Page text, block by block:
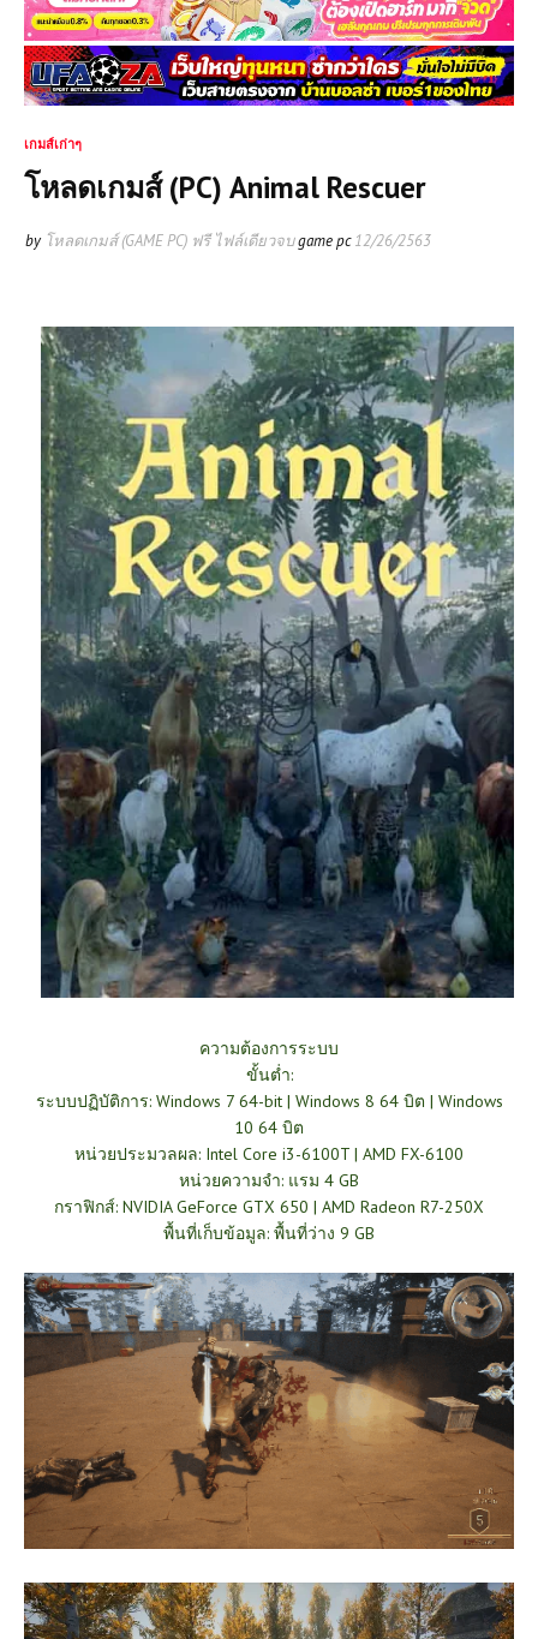
เกมส์เก่าๆ
โหลดเกมส์ (PC) Animal Rescuer
by โหลดเกมส์ (GAME PC) ฟรี ไฟล์เดียวจบgame pc12/26/2563
ความต้องการระบบ
ขั้นต่ำ:
ระบบปฏิบัติการ: Windows 7 64-bit | Windows 8 64 บิต | Windows
10 64 บิต
หน่วยประมวลผล: Intel Core i3-6100T | AMD FX-6100
หน่วยความจำ: แรม 4 GB
กราฟิกส์: NVIDIA GeForce GTX 650 | AMD Radeon R7-250X
พื้นที่เก็บข้อมูล: พื้นที่ว่าง 9 GB